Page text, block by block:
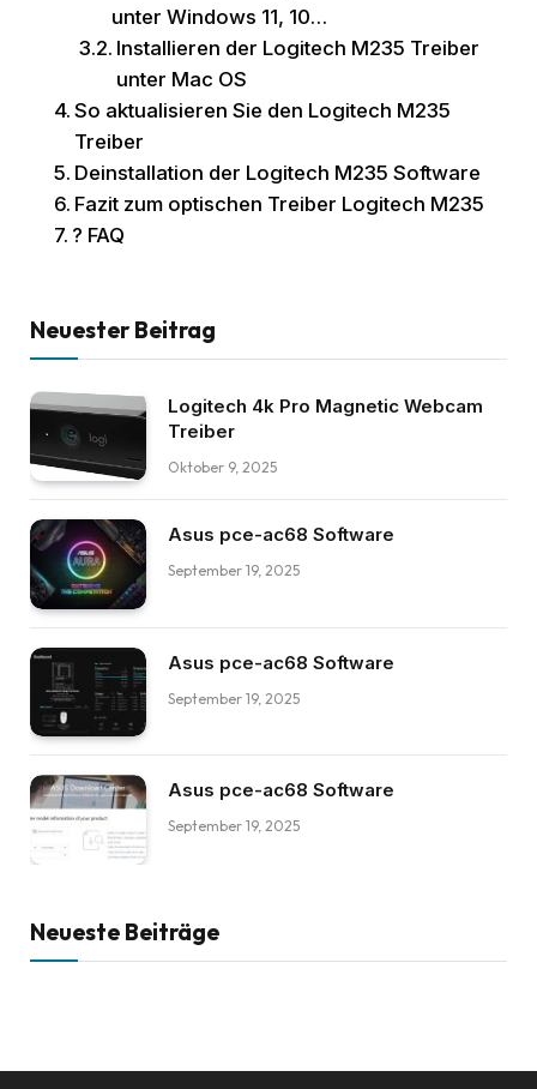
unter Windows 11, 10…
Installieren der Logitech M235 Treiber
unter Mac OS
So aktualisieren Sie den Logitech M235
Treiber
Deinstallation der Logitech M235 Software
Fazit zum optischen Treiber Logitech M235
? FAQ
Neuester Beitrag
Logitech 4k Pro Magnetic Webcam
Treiber
Oktober 9, 2025
Asus pce-ac68 Software
September 19, 2025
Asus pce-ac68 Software
September 19, 2025
Asus pce-ac68 Software
September 19, 2025
Neueste Beiträge